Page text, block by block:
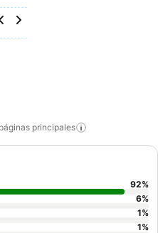
principales
92%
6%
1%
1%